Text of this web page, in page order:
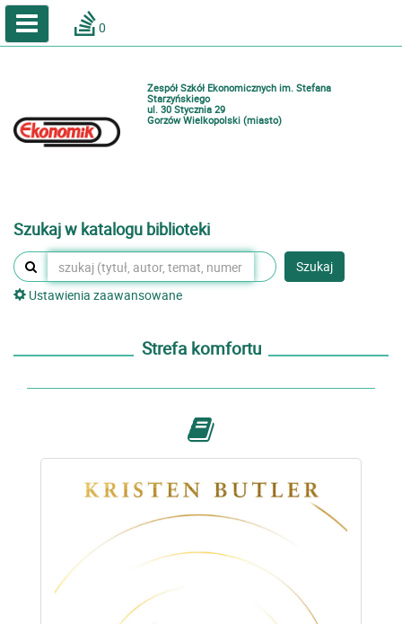
Katalog online biblioteki szkolnej
0
Zespół Szkół Ekonomicznych im. Stefana
Starzyńskiego
ul. 30 Stycznia 29
Gorzów Wielkopolski (miasto)
Szukaj w katalogu biblioteki
Szukaj
Ustawienia zaawansowane
Strefa komfortu